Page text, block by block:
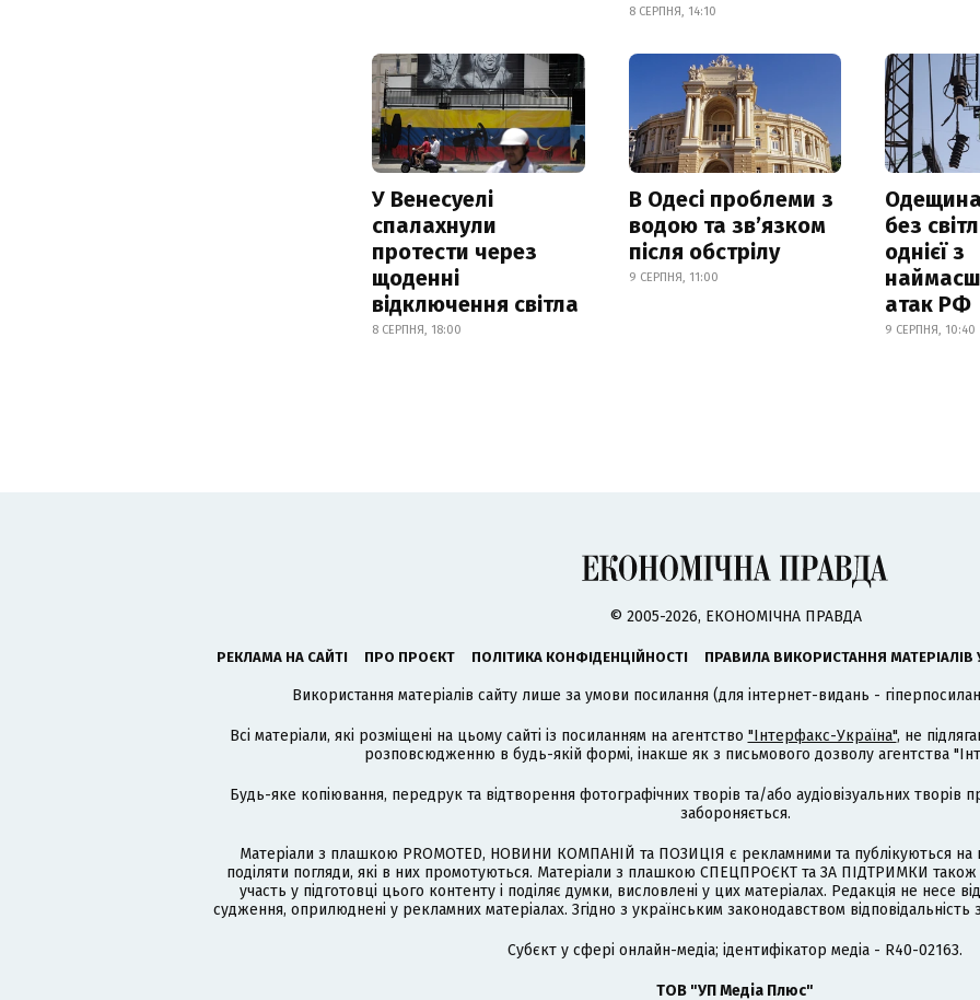
8 СЕРПНЯ, 14:10
У Венесуелі
спалахнули
протести через
щоденні
відключення світла
8 СЕРПНЯ, 18:00
В Одесі проблеми з
водою та звʼязком
після обстрілу
9 СЕРПНЯ, 11:00
без
однієї з
атак РФ
9 СЕРПНЯ, 10:40
© 2005-2026, ЕКОНОМІЧНА ПРАВДА
РЕКЛАМА НА САЙТІ ПРО ПРОЄКТ ПОЛІТИКА КОНФІДЕНЦІЙНОСТІ ПРАВИЛА ВИКОРИСТАННЯ МАТЕРІАЛІВ
Використання матеріалів сайту лише за умови посилання (для інтернет-видань -
Всі матеріали, які розміщені на цьому сайті із посиланням на агентство "Інтерфакс-Україна", не
розповсюдженню в будь-якій формі, інакше як з письмового дозволу агентства
Будь-яке копіювання, передрук та відтворення фотографічних творів та/або аудіовізуальних
забороняється.
Матеріали з плашкою PROMOTED, НОВИНИ КОМПАНІЙ та ПОЗИЦІЯ є рекламними та публікуються на
поділяти погляди, які в них промотуються. Матеріали з плашкою СПЕЦПРОЄКТ та ЗА ПІДТРИМКИ
участь у підготовці цього контенту і поділяє думки, висловлені у цих матеріалах. Редакція не несе
судження, оприлюднені у рекламних матеріалах. Згідно з українським законодавством
Cубєкт у сфері онлайн-медіа; ідентифікатор медіа - R40-02163.
ТОВ "УП Медіа Плюс"